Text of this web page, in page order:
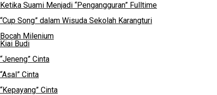
Ketika Suami Menjadi “Pengangguran” Fulltime
“Cup Song” dalam Wisuda Sekolah Karangturi
Bocah Milenium
Kiai Budi
“Jeneng” Cinta
“Asal” Cinta
“Kepayang” Cinta